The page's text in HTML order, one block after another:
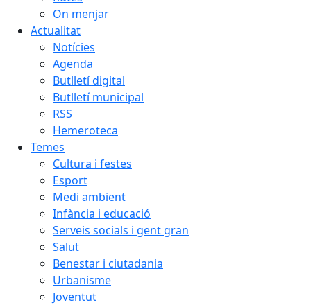
On menjar
Actualitat
Notícies
Agenda
Butlletí digital
Butlletí municipal
RSS
Hemeroteca
Temes
Cultura i festes
Esport
Medi ambient
Infància i educació
Serveis socials i gent gran
Salut
Benestar i ciutadania
Urbanisme
Joventut